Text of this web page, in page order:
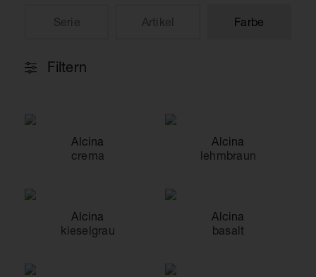
Serie Artikel Farbe
Filtern
Alcina
crema
Alcina
lehmbraun
Alcina
kieselgrau
Alcina
basalt